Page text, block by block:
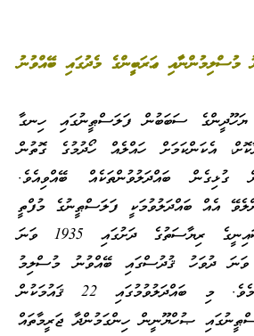
އަހަރު މުސްލިމުންނާއި ޢަރަބީންގެ މެދުގައި ބޭއްވުނު
ސަބަބުން ފަލަސްޠީނުގައި ހިނގާ
އެކަންކަމަށް ހައްލެއް ހޯދުމުގެ ގޮތުން
ގުޅިގެން ބައްދަލުވުންތަކެއް ބޭއްވިއެވެ.
އެއް ބައްދަލުވުމަކީ ފަލަސްޠީނުގެ މުފްތީ
އަލްޙާއްޖު އަމީން ޙުސައިނީގެ ރިޔާސަތުގެ ދަށުގައި 1935 ވަނަ
އަހަރުގެ ޖެނުވަރީ 25 ވަނަ ދުވަހު ޤުދުސްގައި ބޭއްވުނު މުސްލިމު
ޢިމްލުވެރިންގެ ބައްދަލުވުމެވެ. މި ބައްދަލުވުމުގައި 22 ޤައުމަކުން
ޞުހްޔޫނީން ހިންގަމުންދާ ޖަރީމާތައް